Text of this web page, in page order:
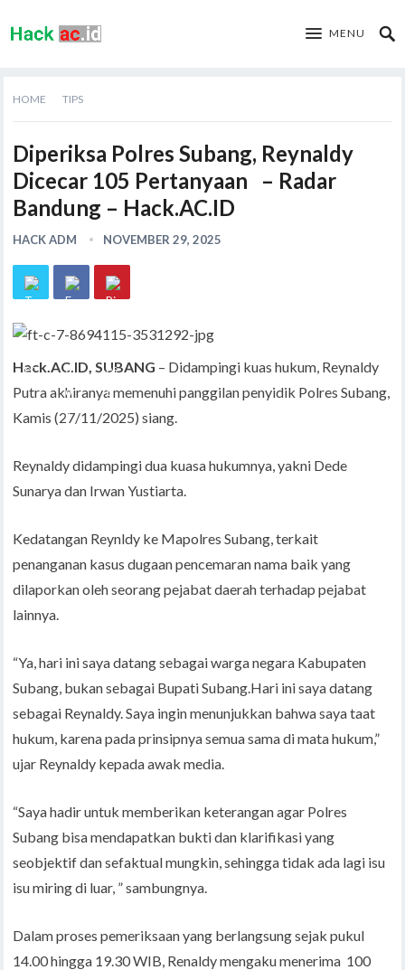
MENU
HOME TIPS
Diperiksa Polres Subang, Reynaldy
Dicecar 105 Pertanyaan – Radar
Bandung – Hack.AC.ID
HACK ADM NOVEMBER 29, 2025
Hack.AC.ID, SUBANG – Didampingi kuas hukum, Reynaldy
Putra akhiranya memenuhi panggilan penyidik Polres Subang,
Kamis (27/11/2025) siang.
Reynaldy didampingi dua kuasa hukumnya, yakni Dede
Sunarya dan Irwan Yustiarta.
Kedatangan Reynldy ke Mapolres Subang, terkait
penanganan kasus dugaan pencemaran nama baik yang
dilaporkan oleh seorang pejabat daerah terhadap pejabat
lainnya.
“Ya, hari ini saya datang sebagai warga negara Kabupaten
Subang, bukan sebagai Bupati Subang.Hari ini saya datang
sebagai Reynaldy. Saya ingin menunjukkan bahwa saya taat
hukum, karena pada prinsipnya semua sama di mata hukum,”
ujar Reynaldy kepada awak media.
“Saya hadir untuk memberikan keterangan agar Polres
Subang bisa mendapatkan bukti dan klarifikasi yang
seobjektif dan sefaktual mungkin, sehingga tidak ada lagi isu
isu miring di luar, ” sambungnya.
Dalam proses pemeriksaan yang berlangsung sejak pukul
14.00 hingga 19.30 WIB, Renaldy mengaku menerima 100